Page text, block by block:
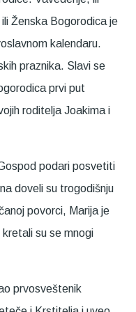
Ženska Bogorodica je
kalendaru.
praznika. Slavi se
prvi put
roditelja Joakima i
podari posvetiti
doveli su trogodišnju
povorci, Marija je
su se mnogi
prvosveštenik